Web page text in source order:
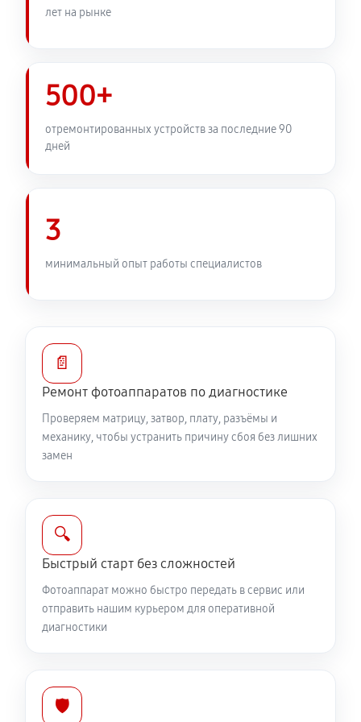
2570 руб
Замена задней панели
Замена диска управления
Юстировка фотоаппарата Canon EOS 400D
Комплексная чистка фотоаппарата Canon EOS
Программный ремонт фотоаппарата Canon EOS
400D
лет на рынке
500+
отремонтированных устройств за последние 90
дней
3
минимальный опыт работы специалистов
📄
Ремонт фотоаппаратов по диагностике
Проверяем матрицу, затвор, плату, разъёмы и
механику, чтобы устранить причину сбоя без лишних
замен
🔍
Быстрый старт без сложностей
Фотоаппарат можно быстро передать в сервис или
отправить нашим курьером для оперативной
диагностики
🛡️